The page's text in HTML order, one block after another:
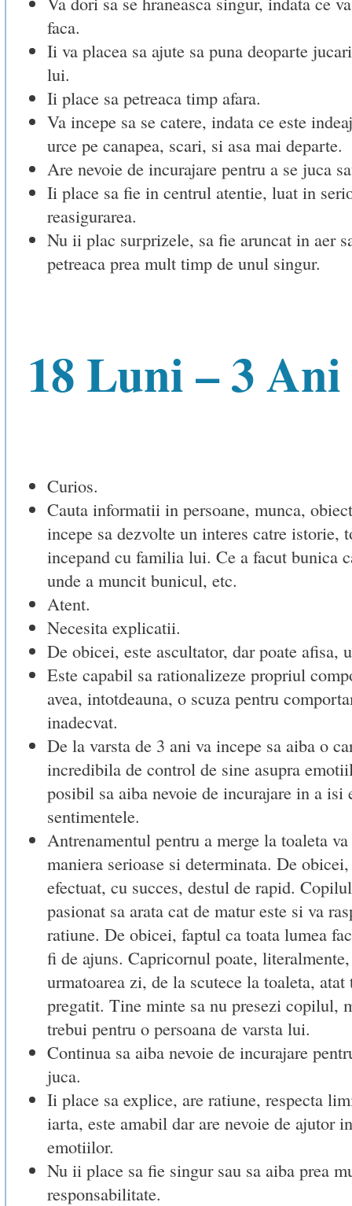
faca.
Ii va placea sa ajute sa puna deoparte
lui.
Ii place sa petreaca timp afara.
Va incepe sa se catere, indata ce este
urce pe canapea, scari, si asa mai departe.
Are nevoie de incurajare pentru a se juca
Ii place sa fie in centrul atentie, luat in
reasigurarea.
Nu ii plac surprizele, sa fie aruncat in aer
petreaca prea mult timp de unul singur.
18 Luni – 3 Ani
Curios.
Cauta informatii in persoane, munca,
incepe sa dezvolte un interes catre istorie,
incepand cu familia lui. Ce a facut bunica
unde a muncit bunicul, etc.
Atent.
Necesita explicatii.
De obicei, este ascultator, dar poate afisa,
Este capabil sa rationalizeze propriul
avea, intotdeauna, o scuza pentru
inadecvat.
De la varsta de 3 ani va incepe sa aiba o
incredibila de control de sine asupra
posibil sa aiba nevoie de incurajare in a isi
sentimentele.
Antrenamentul pentru a merge la toaleta
maniera serioase si determinata. De
efectuat, cu succes, destul de rapid.
pasionat sa arata cat de matur este si va
ratiune. De obicei, faptul ca toata lumea
fi de ajuns. Capricornul poate,
urmatoarea zi, de la scutece la toaleta, atat
pregatit. Tine minte sa nu presezi copilul,
trebui pentru o persoana de varsta lui.
Continua sa aiba nevoie de incurajare
juca.
Ii place sa explice, are ratiune, respecta
iarta, este amabil dar are nevoie de ajutor
emotiilor.
Nu ii place sa fie singur sau sa aiba prea
responsabilitate.